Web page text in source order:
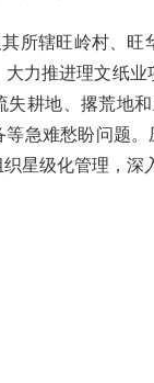
所辖旺岭村、旺
力推进理文纸
失耕地、撂荒地
急难愁盼问题
星级化管理，深